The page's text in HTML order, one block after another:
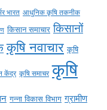
भारत आधुनिक कृषि तकनीक
किसान समाचार किसानों
कृषि नवाचार कृषि
केंद्र कृषि समाचर कृषि
गन्ना विकास विभाग ग्रामीण